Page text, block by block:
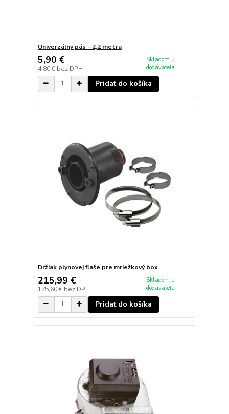
Univerzálny pás - 2,2 metra
5,90 €
4,80 € bez DPH
Skladom u
dodávateľa
Pridať do košíka
Držiak plynovej fľaše pre mriežkový box
215,99 €
175,60 € bez DPH
Skladom u
dodávateľa
Pridať do košíka